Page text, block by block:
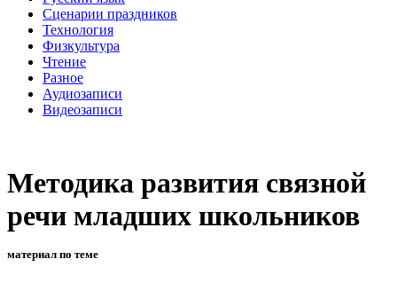
Сценарии праздников
Технология
Физкультура
Чтение
Разное
Аудиозаписи
Видеозаписи
Методика развития связной
речи младших школьников
материал по теме